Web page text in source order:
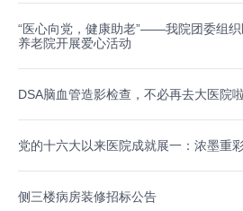
“医心向党，健康助老”——我院团委组
养老院开展爱心活动
DSA脑血管造影检查，不必再去大医院啦
党的十六大以来医院成就展一：浓墨重
侧三楼病房装修招标公告